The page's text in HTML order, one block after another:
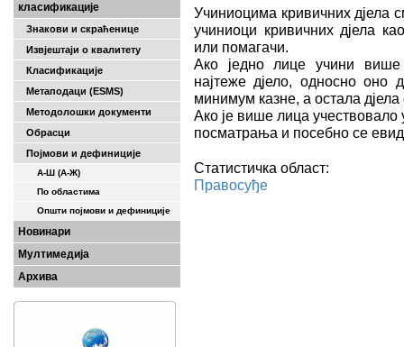
класификације
Знакови и скраћенице
Извјештаји о квалитету
Класификације
Метаподаци (ESMS)
Методолошки документи
Обрасци
Појмови и дефиниције
А-Ш (A-Ж)
По областима
Општи појмови и дефиниције
Новинари
Мултимедија
Архива
Учиниоцима кривичних дјела
учиниоци кривичних дјела
или помагачи.
Ако једно лице учини више
најтеже дјело, односно оно
минимум казне, а остала дјела
Ако је више лица учествовало
посматрања и посебно се
Статистичка област:
Правосуђе